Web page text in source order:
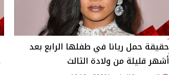
حقيقة حمل ريانا في طفلها الرابع بعد
أشهر قليلة من ولادة الثالث